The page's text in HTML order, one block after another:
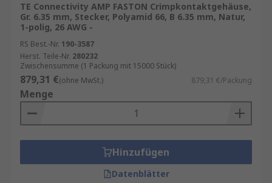
TE Connectivity AMP FASTON Crimpkontaktgehäuse,
Gr. 6.35 mm, Stecker, Polyamid 66, B 6.35 mm, Natur,
1-polig, 26 AWG -
RS Best.-Nr. 190-3587
Herst. Teile-Nr. 280232
Zwischensumme (1 Packung mit 15000 Stück)
879,31 €(ohne MwSt.) 879,31 €/Packung
Menge
Hinzufügen
Datenblätter